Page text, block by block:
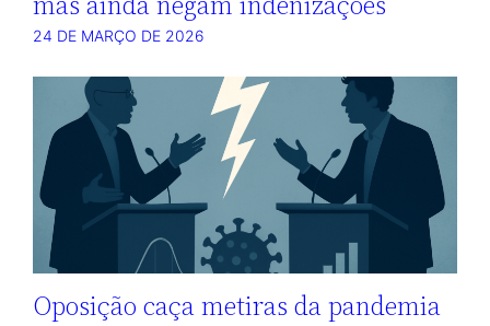
24 DE MARÇO DE 2026
Oposição caça metiras da pandemia